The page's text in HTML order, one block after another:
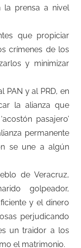
la prensa a nivel
que propiciar
crímenes de los
y minimizar
PAN y al PRD, en
la alianza que
pasajero’
permanente
se une a algún
de Veracruz,
golpeador,
y el dinero
perjudicando
un traidor a los
el matrimonio.